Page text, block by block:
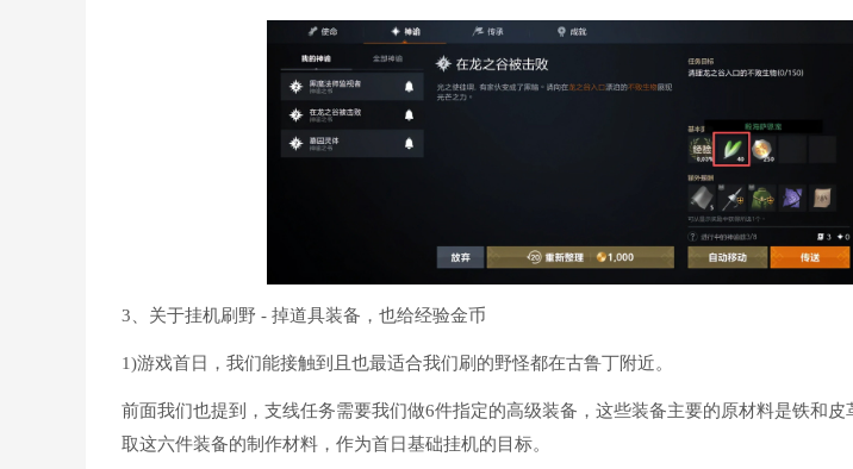
3、关于挂机刷野 - 掉道具装备，也给经验金币
1)游戏首日，我们能接触到且也最适合我们刷的野怪都在古鲁丁附近。
前面我们也提到，支线任务需要我们做6件指定的高级装备，这些装备主要的原材料是铁和皮
取这六件装备的制作材料，作为首日基础挂机的目标。